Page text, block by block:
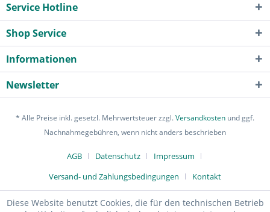
Service Hotline
Shop Service
Informationen
Newsletter
* Alle Preise inkl. gesetzl. Mehrwertsteuer zzgl.Versandkosten und ggf.
Nachnahmegebühren, wenn nicht anders beschrieben
AGB Datenschutz
Impressum
Versand- und Zahlungsbedingungen
Kontakt
Diese Website benutzt Cookies, die für den technischen Betrieb